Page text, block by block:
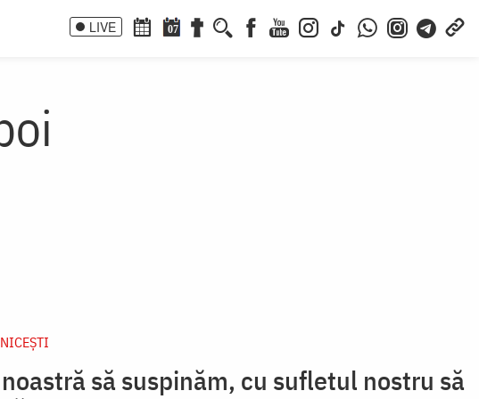
LIVE 07
să suspinăm, cu sufletul nostru să